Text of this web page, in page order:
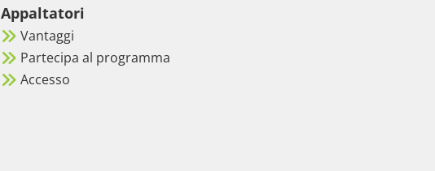
Appaltatori
Vantaggi
Partecipa al programma
Accesso